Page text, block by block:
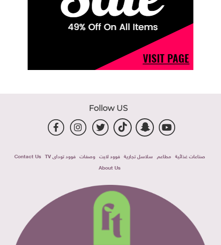
Follow US
صناعات غذائية مطاعم سلاسل تجارية فوود لايت وصفات فوود توداى TV
Contact Us
About Us